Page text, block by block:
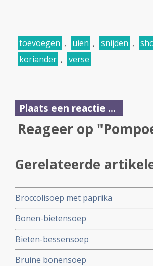
toevoegen , uien , snijden ,
koriander , verse
Plaats een reactie ...
Reageer op
Gerelateerde
Broccolisoep met paprika
Bonen-bietensoep
Bieten-bessensoep
Bruine bonensoep